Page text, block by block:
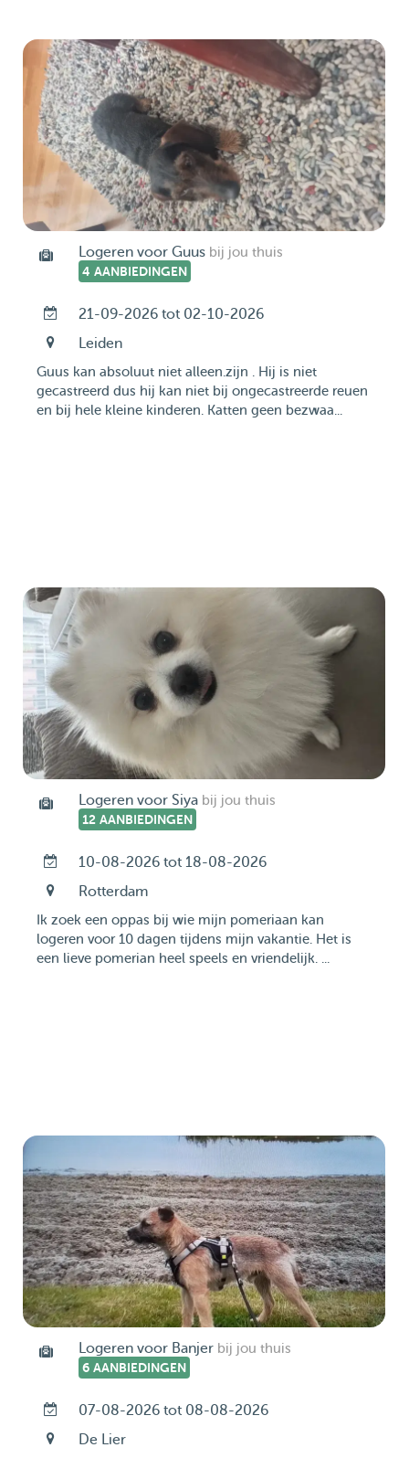
Logeren voor Guus bij jou thuis
4 AANBIEDINGEN
21-09-2026 tot 02-10-2026
Leiden
Guus kan absoluut niet alleen.zijn . Hij is niet
gecastreerd dus hij kan niet bij ongecastreerde reuen
en bij hele kleine kinderen. Katten geen bezwaa...
Logeren voor Siya bij jou thuis
12 AANBIEDINGEN
10-08-2026 tot 18-08-2026
Rotterdam
Ik zoek een oppas bij wie mijn pomeriaan kan
logeren voor 10 dagen tijdens mijn vakantie. Het is
een lieve pomerian heel speels en vriendelijk. ...
Logeren voor Banjer bij jou thuis
6 AANBIEDINGEN
07-08-2026 tot 08-08-2026
De Lier